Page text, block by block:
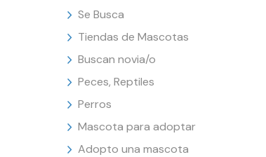
Se Busca
Tiendas de Mascotas
Buscan novia/o
Peces, Reptiles
Perros
Mascota para adoptar
Adopto una mascota